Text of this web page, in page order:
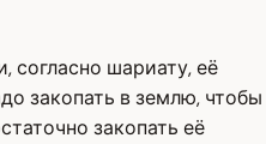
шариату, её
закопать в землю, чтобы
закопать её